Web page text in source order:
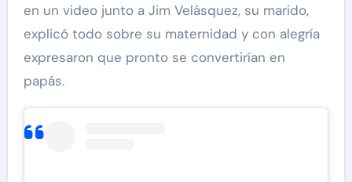
en un video junto a Jim Velásquez, su marido,
explicó todo sobre su maternidad y con alegría
expresaron que pronto se convertirían en
papás.